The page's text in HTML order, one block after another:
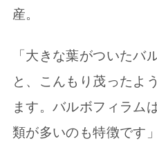
産。
「大きな葉がついたバ
と、こんもり茂ったよ
ます。バルボフィラム
類が多いのも特徴です」